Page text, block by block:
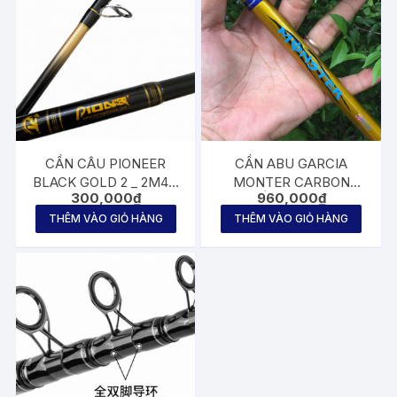
CẦN CÂU PIONEER
BLACK GOLD 2 _ 2M4 _
2M7 _ 3M
300,000₫
THÊM VÀO GIỎ HÀNG
CẦN ABU GARCIA
MONTER CARBON
XOẮN BẠO LỰC
960,000₫
THÊM VÀO GIỎ HÀNG